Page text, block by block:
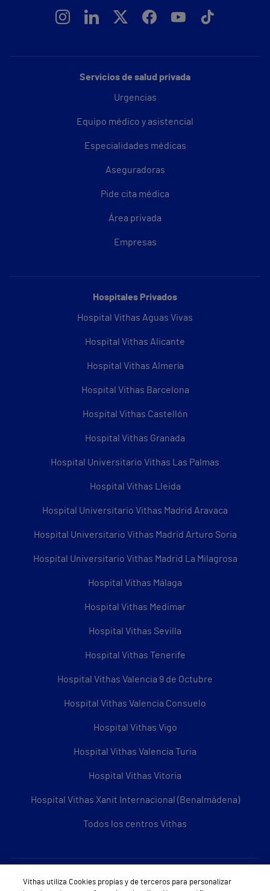
Servicios de salud privada
Urgencias
Equipo médico y asistencial
Especialidades médicas
Aseguradoras
Pide cita médica
Área privada
Empresas
Hospitales Privados
Hospital Vithas Aguas Vivas
Hospital Vithas Alicante
Hospital Vithas Almería
Hospital Vithas Barcelona
Hospital Vithas Castellón
Hospital Vithas Granada
Hospital Universitario Vithas Las Palmas
Hospital Vithas Lleida
Hospital Universitario Vithas Madrid Aravaca
Hospital Universitario Vithas Madrid Arturo Soria
Hospital Universitario Vithas Madrid La Milagrosa
Hospital Vithas Málaga
Hospital Vithas Medimar
Hospital Vithas Sevilla
Hospital Vithas Tenerife
Hospital Vithas Valencia 9 de Octubre
Hospital Vithas Valencia Consuelo
Hospital Vithas Vigo
Hospital Vithas Valencia Turia
Hospital Vithas Vitoria
Hospital Vithas Xanit Internacional (Benalmádena)
Todos los centros Vithas
Sobre Vithas
Vithas utiliza Cookies propias y de terceros para personalizar